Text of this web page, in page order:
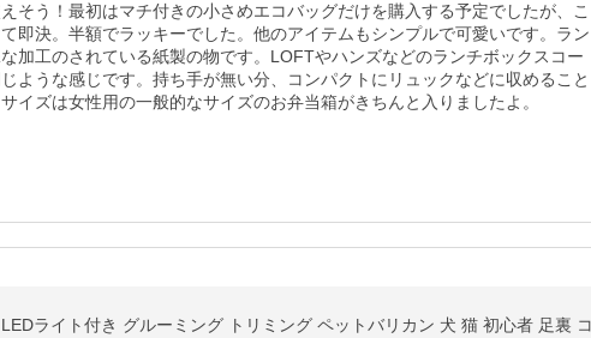
そう！最初はマチ付きの小さめエコバッグだけを購入する予定でしたが、こ
即決。半額でラッキーでした。他のアイテムもシンプルで可愛いです。ラン
加工のされている紙製の物です。LOFTやハンズなどのランチボックスコー
ような感じです。持ち手が無い分、コンパクトにリュックなどに収めること
イズは女性用の一般的なサイズのお弁当箱がきちんと入りましたよ。